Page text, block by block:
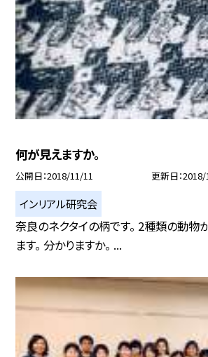
何が見えますか。
公開日 2018/11/11 更新日 2018/
インリアル研究会
奈良のネクタイの柄です。 2種類の動物
ます。 分かりますか。 ...